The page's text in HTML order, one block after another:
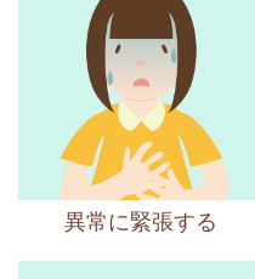
異常に緊張する